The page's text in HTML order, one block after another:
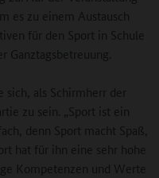
es zu einem Austausch
für den Sport in Schule
Ganztagsbetreuung.
als Schirmherr der
zu sein. „Sport ist ein
denn Sport macht Spaß,
hat für ihn eine sehr hohe
Kompetenzen und Werte